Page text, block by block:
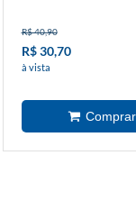
R$ 40,90
R$ 30,70
à vista